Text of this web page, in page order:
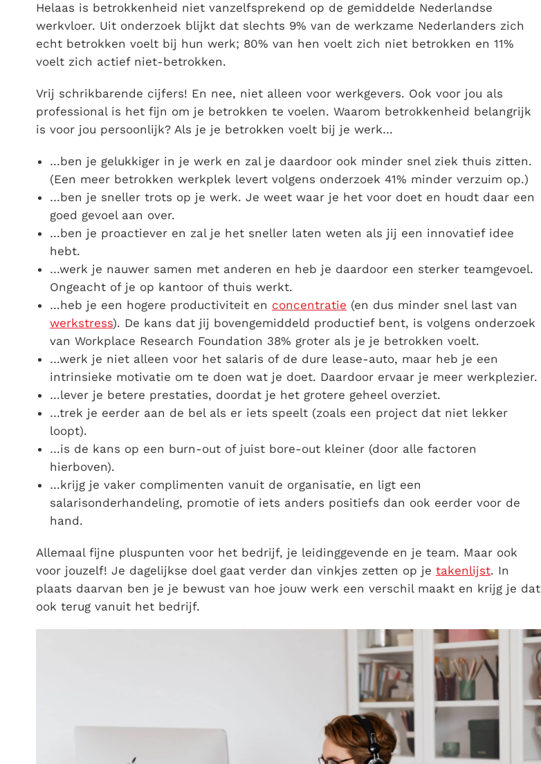
Helaas is betrokkenheid niet vanzelfsprekend op de gemiddelde Nederlandse
werkvloer. Uit onderzoek blijkt dat slechts 9% van de werkzame Nederlanders zich
echt betrokken voelt bij hun werk; 80% van hen voelt zich niet betrokken en 11%
voelt zich actief niet-betrokken.
Vrij schrikbarende cijfers! En nee, niet alleen voor werkgevers. Ook voor jou als
professional is het fijn om je betrokken te voelen. Waarom betrokkenheid belangrijk
is voor jou persoonlijk? Als je je betrokken voelt bij je werk…
…ben je gelukkiger in je werk en zal je daardoor ook minder snel ziek thuis zitten.
(Een meer betrokken werkplek levert volgens onderzoek 41% minder verzuim op.)
…ben je sneller trots op je werk. Je weet waar je het voor doet en houdt daar een
goed gevoel aan over.
…ben je proactiever en zal je het sneller laten weten als jij een innovatief idee
hebt.
…werk je nauwer samen met anderen en heb je daardoor een sterker teamgevoel.
Ongeacht of je op kantoor of thuis werkt.
…heb je een hogere productiviteit en concentratie (en dus minder snel last van
werkstress). De kans dat jij bovengemiddeld productief bent, is volgens onderzoek
van Workplace Research Foundation 38% groter als je je betrokken voelt.
…werk je niet alleen voor het salaris of de dure lease-auto, maar heb je een
intrinsieke motivatie om te doen wat je doet. Daardoor ervaar je meer werkplezier.
…lever je betere prestaties, doordat je het grotere geheel overziet.
…trek je eerder aan de bel als er iets speelt (zoals een project dat niet lekker
loopt).
…is de kans op een burn-out of juist bore-out kleiner (door alle factoren
hierboven).
…krijg je vaker complimenten vanuit de organisatie, en ligt een
salarisonderhandeling, promotie of iets anders positiefs dan ook eerder voor de
hand.
Allemaal fijne pluspunten voor het bedrijf, je leidinggevende en je team. Maar ook
voor jouzelf! Je dagelijkse doel gaat verder dan vinkjes zetten op je takenlijst. In
plaats daarvan ben je je bewust van hoe jouw werk een verschil maakt en krijg je dat
ook terug vanuit het bedrijf.